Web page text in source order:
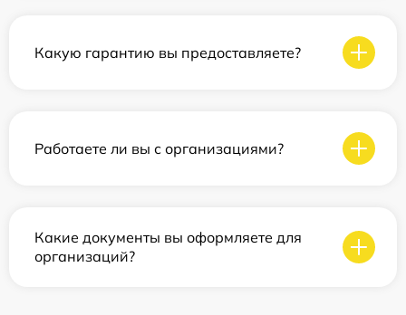
Какую гарантию вы предоставляете?
Работаете ли вы с организациями?
Какие документы вы оформляете для
организаций?